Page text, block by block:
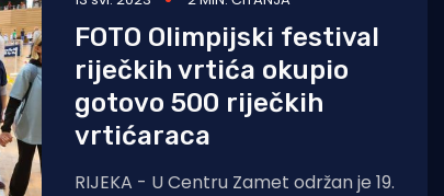
FOTO Olimpijski festival
riječkih vrtića okupio
gotovo 500 riječkih
vrtićaraca
RIJEKA - U Centru Zamet održan je 19.